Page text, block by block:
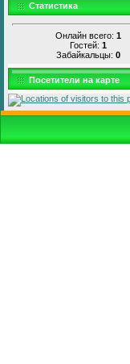
Статистика
Онлайн всего: 1
Гостей: 1
Забайкальцы: 0
Посетители на карте